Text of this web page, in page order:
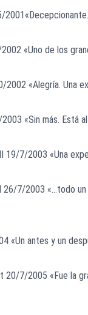
«Uno de los
2002 «Alegría. Una
«Sin más. Está
19/7/2003 «Una
26/7/2003 «…todo
«Un antes y un
20/7/2005 «Fue la